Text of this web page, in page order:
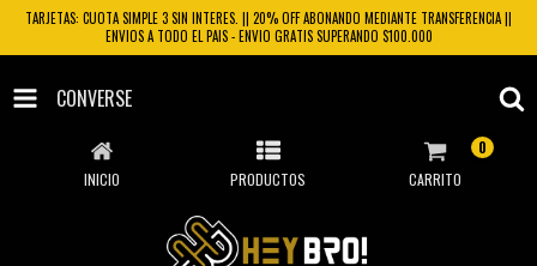
TARJETAS: CUOTA SIMPLE 3 SIN INTERES. || 20% OFF ABONANDO MEDIANTE TRANSFERENCIA ||
ENVIOS A TODO EL PAIS - ENVIO GRATIS SUPERANDO $100.000
CONVERSE
INICIO PRODUCTOS CARRITO
0